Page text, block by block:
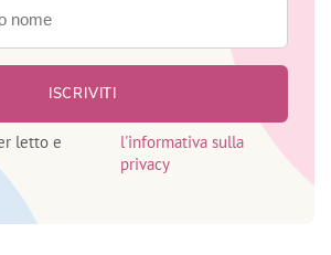
letto e
l'informativa sulla
privacy